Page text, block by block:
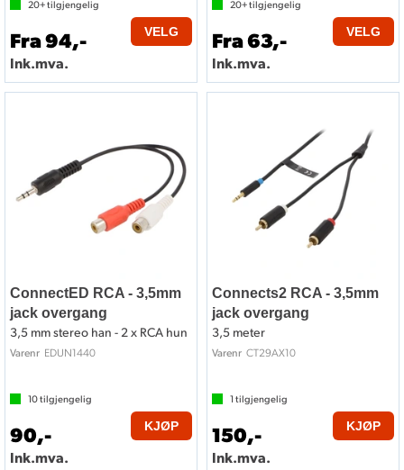
20+tilgjengelig
Fra 94,-
Ink.mva.
VELG
20+tilgjengelig
Fra 63,-
Ink.mva.
VELG
ConnectED RCA - 3,5mm
jack overgang
3,5 mm stereo han - 2 x RCA hun
Varenr EDUN1440
10tilgjengelig
90,-
Ink.mva.
KJØP
Connects2 RCA - 3,5mm
jack overgang
3,5 meter
Varenr CT29AX10
1 tilgjengelig
150,-
Ink.mva.
KJØP